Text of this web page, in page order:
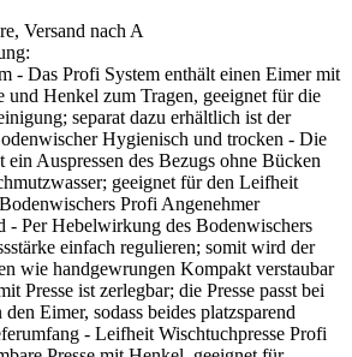
Versand nach A
- Das Profi System enthält einen Eimer mit
und Henkel zum Tragen, geeignet für die
separat dazu erhältlich ist der
Hygienisch und trocken - Die
ein Auspressen des Bezugs ohne Bücken
geeignet für den Leifheit
Profi Angenehmer
- Per Hebelwirkung des Bodenwischers
einfach regulieren; somit wird der
wie handgewrungen Kompakt verstaubar
Presse ist zerlegbar; die Presse passt bei
Eimer, sodass beides platzsparend
- Leifheit Wischtuchpresse Profi